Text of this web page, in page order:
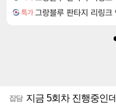
특가
잡담 지금 5회차 진행중인데